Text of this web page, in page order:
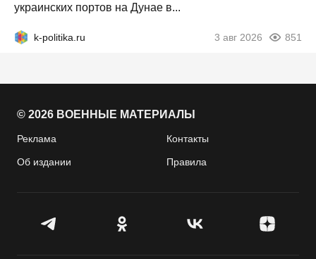
украинских портов на Дунае в...
k-politika.ru 3 авг 2026 851
© 2026 ВОЕННЫЕ МАТЕРИАЛЫ
Реклама Контакты
Об издании Правила